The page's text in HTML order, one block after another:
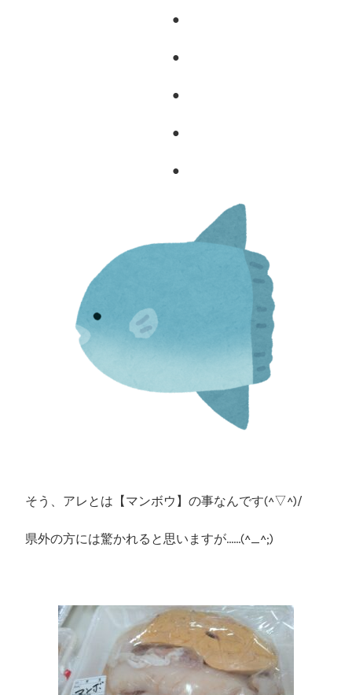
●
●
●
●
●
そう、アレとは【マンボウ】の事なんです(^▽^)/
県外の方には驚かれると思いますが……(^_^;)